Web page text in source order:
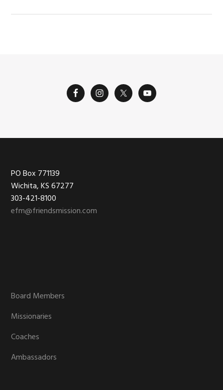
Footer
PO Box 771139
Wichita, KS 67277
303-421-8100
efm@friendsmission.com
Board Members
Missionaries
Coaches
Ambassadors